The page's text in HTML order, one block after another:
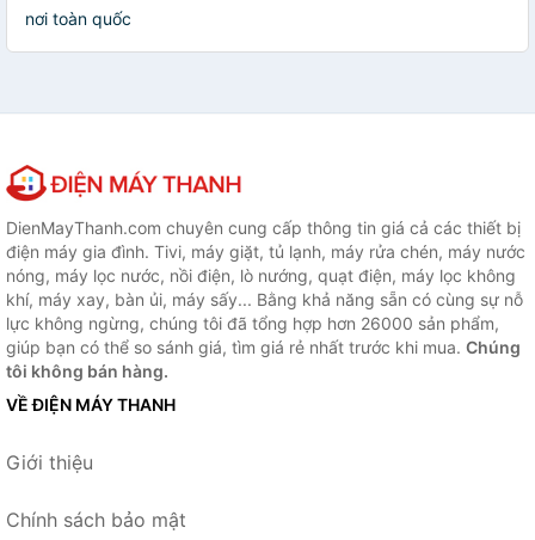
nơi toàn quốc
DienMayThanh.com chuyên cung cấp thông tin giá cả các thiết bị
điện máy gia đình. Tivi, máy giặt, tủ lạnh, máy rửa chén, máy nước
nóng, máy lọc nước, nồi điện, lò nướng, quạt điện, máy lọc không
khí, máy xay, bàn ủi, máy sấy... Bằng khả năng sẵn có cùng sự nỗ
lực không ngừng, chúng tôi đã tổng hợp hơn 26000 sản phẩm,
giúp bạn có thể so sánh giá, tìm giá rẻ nhất trước khi mua. Chúng
tôi không bán hàng.
VỀ ĐIỆN MÁY THANH
Giới thiệu
Chính sách bảo mật